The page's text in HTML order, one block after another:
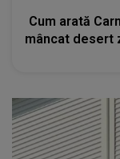
Cum arată
mâncat desert